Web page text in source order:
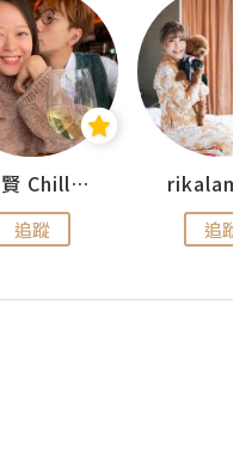
思思賢 ChillMyBabe
追蹤 追蹤